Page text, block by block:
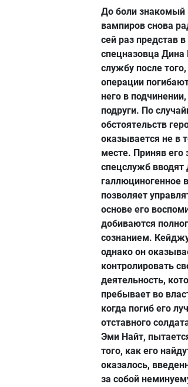
До боли знакомый
вампиров снова
сей раз представ
спецназовца
службу после
операции
него в
подруги. По
обстоятельств
оказывается не в
месте. Приняв его
спецслужб вводят
галлюциногенное
позволяет
основе его
добиваются
сознанием.
однако он
контролировать
деятельность,
пребывает во
когда погиб его
отставного
Эми Найт,
того, как его
оказалось,
за собой